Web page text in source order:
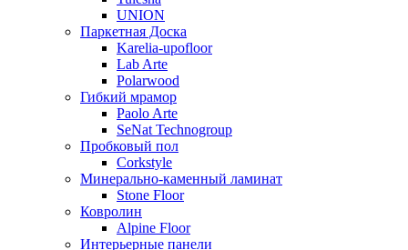
UNION
Паркетная Доска
Karelia-upofloor
Lab Arte
Polarwood
Гибкий мрамор
Paolo Arte
SeNat Technogroup
Пробковый пол
Corkstyle
Минерально-каменный ламинат
Stone Floor
Ковролин
Alpine Floor
Интерьерные панели